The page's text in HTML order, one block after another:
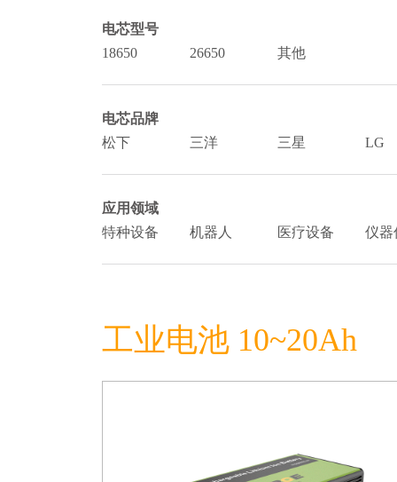
电芯型号
18650
26650 其他
电芯品牌
松下
三洋 三星 LG
应用领域
特种设备
机器人 医疗设备 仪器
工业电池 10~20Ah